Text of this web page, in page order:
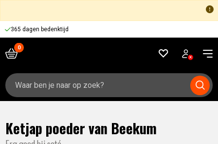
365 dagen bedenktijd
Zoeken
naar:
Ketjap poeder van Beekum